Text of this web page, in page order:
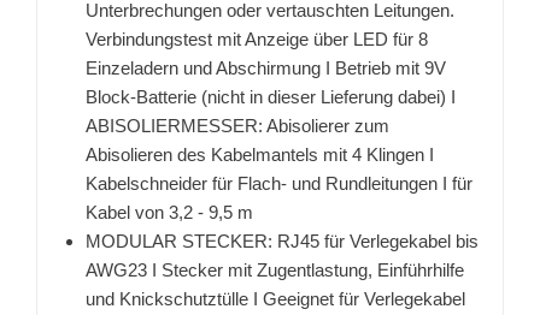
Unterbrechungen oder vertauschten Leitungen.
Verbindungstest mit Anzeige über LED für 8
Einzeladern und Abschirmung I Betrieb mit 9V
Block-Batterie (nicht in dieser Lieferung dabei) I
ABISOLIERMESSER: Abisolierer zum
Abisolieren des Kabelmantels mit 4 Klingen I
Kabelschneider für Flach- und Rundleitungen I für
Kabel von 3,2 - 9,5 m
MODULAR STECKER: RJ45 für Verlegekabel bis
AWG23 I Stecker mit Zugentlastung, Einführhilfe
und Knickschutztülle I Geeignet für Verlegekabel